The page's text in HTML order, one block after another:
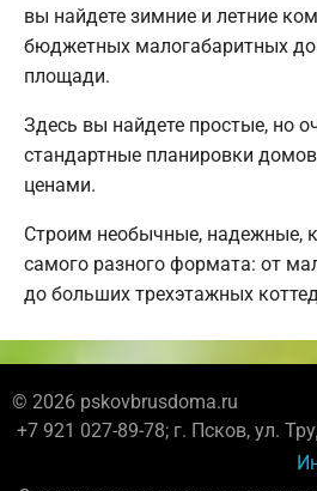
вы найдете зимние и летние
бюджетных малогабаритных
площади.
Здесь вы найдете простые, но
стандартные планировки
ценами.
Строим необычные, надежные,
самого разного формата: от
до больших трехэтажных
© 2026 pskovbrusdoma.ru
+7 921 027-89-78; г. Псков, ул.